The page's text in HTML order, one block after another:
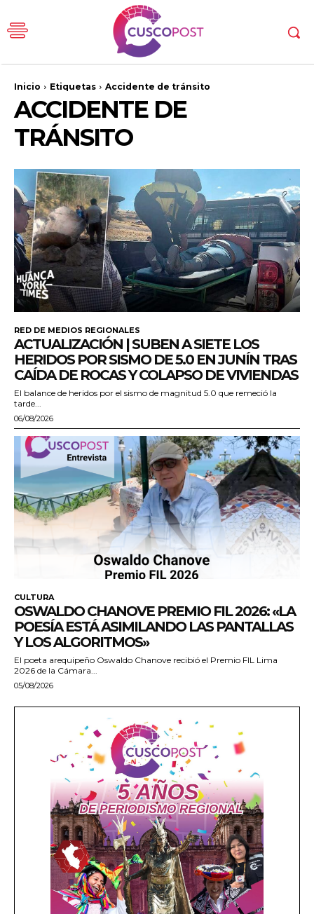
Inicio Etiquetas Accidente de tránsito
ACCIDENTE DE
TRÁNSITO
RED DE MEDIOS REGIONALES
ACTUALIZACIÓN | SUBEN A SIETE LOS
HERIDOS POR SISMO DE 5.0 EN JUNÍN TRAS
CAÍDA DE ROCAS Y COLAPSO DE VIVIENDAS
El balance de heridos por el sismo de magnitud 5.0 que remeció la
tarde...
06/08/2026
CULTURA
OSWALDO CHANOVE PREMIO FIL 2026: «LA
POESÍA ESTÁ ASIMILANDO LAS PANTALLAS
Y LOS ALGORITMOS»
El poeta arequipeño Oswaldo Chanove recibió el Premio FIL Lima
2026 de la Cámara...
05/08/2026